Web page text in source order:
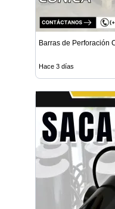
Barras de Perforación
Hace 3 días